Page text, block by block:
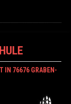
IN 76676 GRABEN-